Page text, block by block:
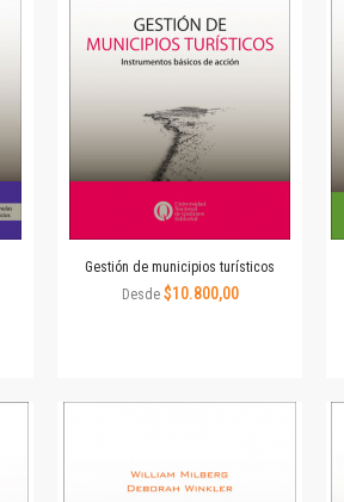
Gestión de municipios turísticos
Desde $10.800,00